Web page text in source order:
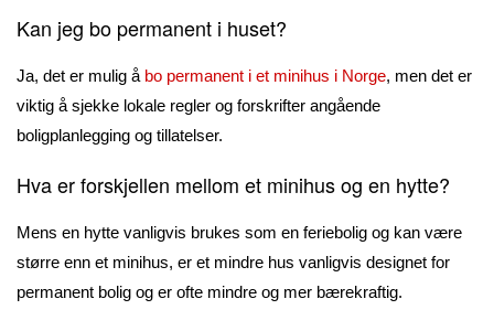
Kan jeg bo permanent i huset?
Ja, det er mulig å bo permanent i et minihus i Norge, men det er
viktig å sjekke lokale regler og forskrifter angående
boligplanlegging og tillatelser.
Hva er forskjellen mellom et minihus og en hytte?
Mens en hytte vanligvis brukes som en feriebolig og kan være
større enn et minihus, er et mindre hus vanligvis designet for
permanent bolig og er ofte mindre og mer bærekraftig.